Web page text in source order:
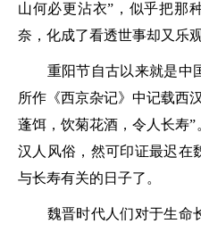
山何必更沾衣”，似乎把那
奈，化成了看透世事却又乐
重阳节自古以来就是中国
所作《西京杂记》中记载西
蓬饵，饮菊花酒，令人长寿”
汉人风俗，然可印证最迟在
与长寿有关的日子了。
魏晋时代人们对于生命